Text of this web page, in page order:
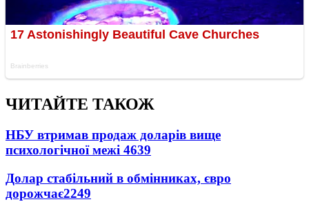
ЧИТАЙТЕ ТАКОЖ
НБУ втримав продаж доларів вище
психологічної межі 4639
Долар стабільний в обмінниках, євро
дорожчає2249